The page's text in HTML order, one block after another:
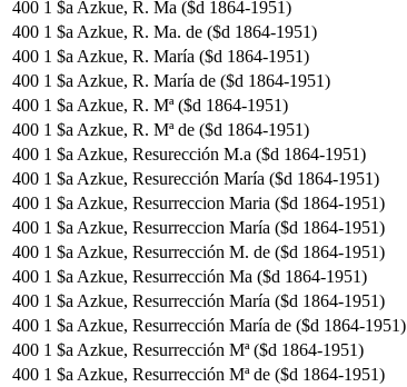
400 1 $a Azkue, R. Ma ($d 1864-1951)
400 1 $a Azkue, R. Ma. de ($d 1864-1951)
400 1 $a Azkue, R. María ($d 1864-1951)
400 1 $a Azkue, R. María de ($d 1864-1951)
400 1 $a Azkue, R. Mª ($d 1864-1951)
400 1 $a Azkue, R. Mª de ($d 1864-1951)
400 1 $a Azkue, Resurección M.a ($d 1864-1951)
400 1 $a Azkue, Resurección María ($d 1864-1951)
400 1 $a Azkue, Resurreccion Maria ($d 1864-1951)
400 1 $a Azkue, Resurreccion María ($d 1864-1951)
400 1 $a Azkue, Resurrección M. de ($d 1864-1951)
400 1 $a Azkue, Resurrección Ma ($d 1864-1951)
400 1 $a Azkue, Resurrección María ($d 1864-1951)
400 1 $a Azkue, Resurrección María de ($d 1864-1951)
400 1 $a Azkue, Resurrección Mª ($d 1864-1951)
400 1 $a Azkue, Resurrección Mª de ($d 1864-1951)